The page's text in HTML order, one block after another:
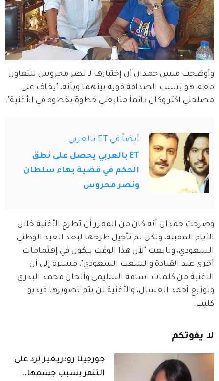
وأوضحت ميس حمدان أن إختيارها لـ نصر محروس للتعاون
معه، هو بسبب الصداقة قوية بينهما وبأنه، "يخاف على
مصلحتي اكثر وكان دائماً متابعني خطوة بخطوة في الأغنية".
أيضاً في ET بالعربي
ET بالعربي يحصل على نطق
الحكم في قضية بهاء سلطان
ونصر محروس
وصرحت حمدان أنه كان من المقرر أن تطرح الأغنية خلال
الأيام المقبلة، ولكن تم تأجيل طرحها لبعد العيد الوطني
السعودي، وتابعت "لأن هذا الوقت بيكون في إهتمامات
أخرى عند القيادة والشعب السعودي"، مشيرة إلى أن
الاغنية من كلمات اسامة السليمي وألحان محمد البدري
وتوزيع أحمد العسال، والأغنية لن يتم تصويرها فيديو
كليب.
لا يفوتكم
جورجينا رودريغيز ترد على
التنمر بسبب جسمها..